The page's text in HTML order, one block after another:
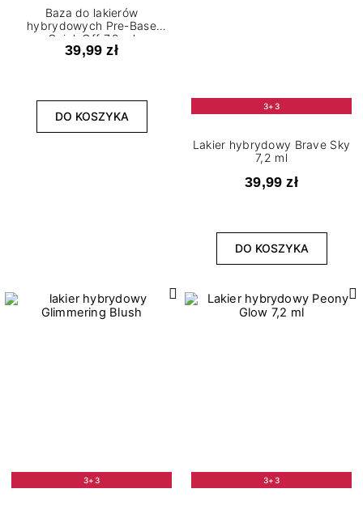
Baza do lakierów
hybrydowych Pre-Base
Quick Off 7,2 ml
39,99 zł
DO KOSZYKA
3+3
Lakier hybrydowy Brave Sky
7,2 ml
39,99 zł
DO KOSZYKA
3+3 3+3